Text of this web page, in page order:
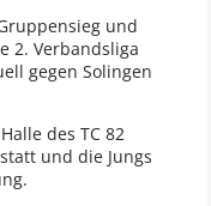
und
2. Verbandsliga
gegen Solingen
des TC 82
und die Jungs